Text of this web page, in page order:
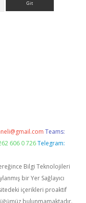
Teams:
606 0 726 Telegram:
Bilgi Teknolojileri
bir Yer Sağlayıcı
içerikleri proaktif
bulunmamaktadır.